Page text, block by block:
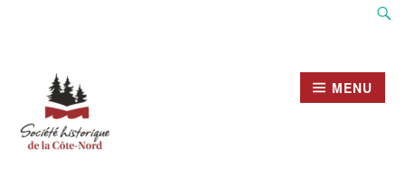
principal
MENU